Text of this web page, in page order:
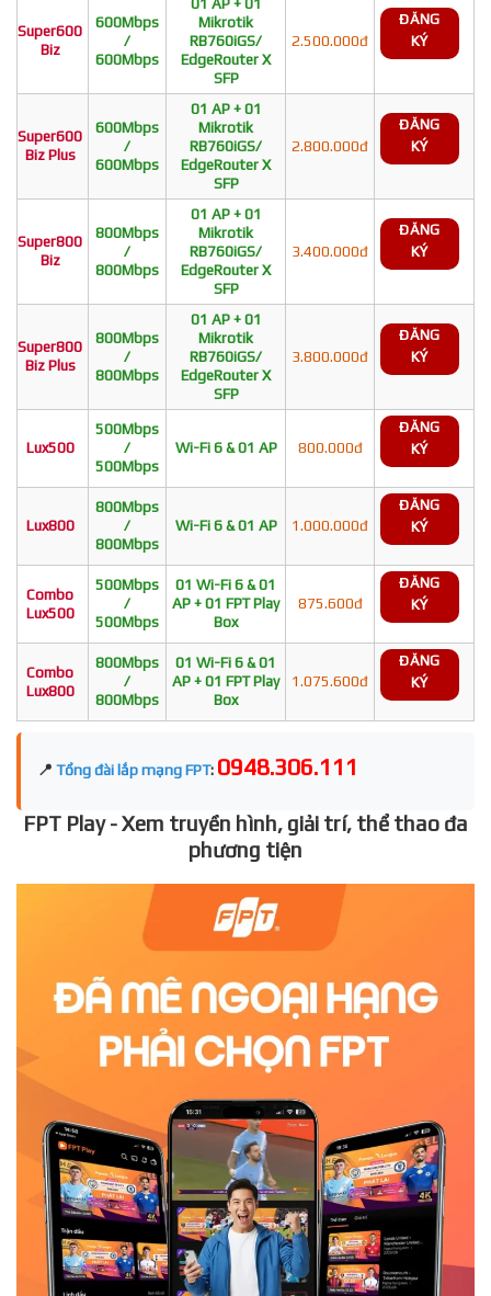
Super600
Biz
600Mbps
/
600Mbps
Mikrotik
RB760iGS/
EdgeRouter X
SFP
2.500.000đ
ĐĂNG
KÝ
Super600
Biz Plus
600Mbps
/
600Mbps
01 AP + 01
Mikrotik
RB760iGS/
EdgeRouter X
SFP
2.800.000đ
ĐĂNG
KÝ
Super800
Biz
800Mbps
/
800Mbps
01 AP + 01
Mikrotik
RB760iGS/
EdgeRouter X
SFP
3.400.000đ
ĐĂNG
KÝ
Super800
Biz Plus
800Mbps
/
800Mbps
01 AP + 01
Mikrotik
RB760iGS/
EdgeRouter X
SFP
3.800.000đ
ĐĂNG
KÝ
Lux500
500Mbps
/
500Mbps
Wi-Fi 6 & 01 AP 800.000đ
ĐĂNG
KÝ
Lux800
800Mbps
/
800Mbps
Wi-Fi 6 & 01 AP 1.000.000đ
ĐĂNG
KÝ
Combo
Lux500
500Mbps
/
500Mbps
01 Wi-Fi 6 & 01
AP + 01 FPT Play
Box
875.600đ
ĐĂNG
KÝ
Combo
Lux800
800Mbps
/
800Mbps
01 Wi-Fi 6 & 01
AP + 01 FPT Play
Box
1.075.600đ
ĐĂNG
KÝ
📍 Tổng đài lắp mạng FPT: 0948.306.111
FPT Play - Xem truyền hình, giải trí, thể thao đa
phương tiện